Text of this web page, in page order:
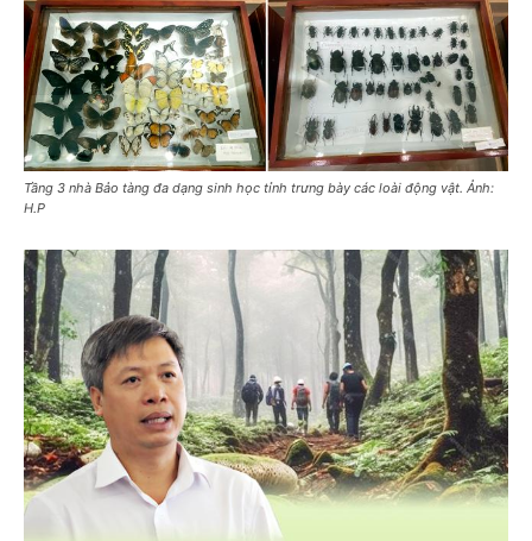
Tầng 3 nhà Bảo tàng đa dạng sinh học tỉnh trưng bày các loài động vật. Ảnh:
H.P